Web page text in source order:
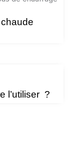
l’utiliser ?